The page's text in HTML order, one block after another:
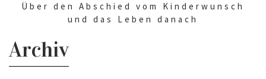
Über den Abschied vom Kinderwunsch
und das Leben danach
Archiv